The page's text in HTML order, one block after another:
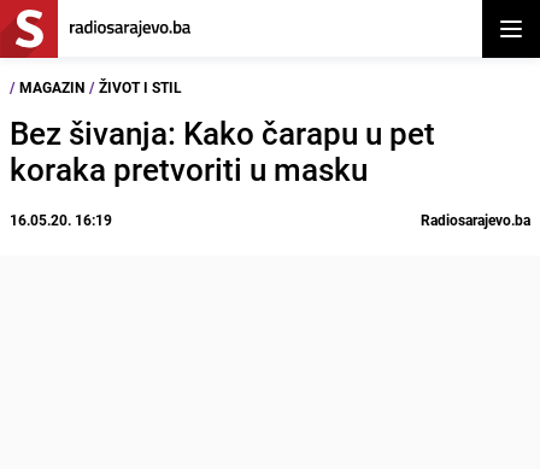
/ MAGAZIN / ŽIVOT I STIL
Bez šivanja: Kako čarapu u pet
koraka pretvoriti u masku
16.05.20. 16:19 Radiosarajevo.ba